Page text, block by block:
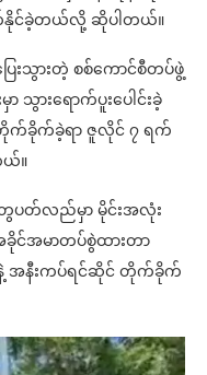
က်နိုင်ခဲ့တယ်လို့ ဆိုပါတယ်။
းသွားတဲ့ စစ်ကောင်စီတပ်ဖွဲ့
သွားရောက်ပူးပေါင်းခဲ့
က်ခိုက်ခဲ့ရာ ဇူလိုင် ၇ ရက်
ယ်။
ေပတ်လည်မှာ မိုင်းအလုံး
ခိုင်အမာတပ်စွဲထားတာ
နဲ့ အနီးကပ်ရင်ဆိုင် တိုက်ခိုက်